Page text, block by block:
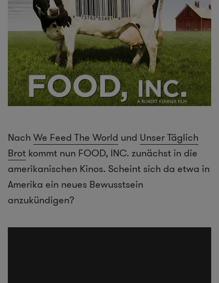
Nach We Feed The World und Unser Täglich
Brot kommt nun FOOD, INC. zunächst in die
amerikanischen Kinos. Scheint sich da etwa in
Amerika ein neues Bewusstsein
anzukündigen?